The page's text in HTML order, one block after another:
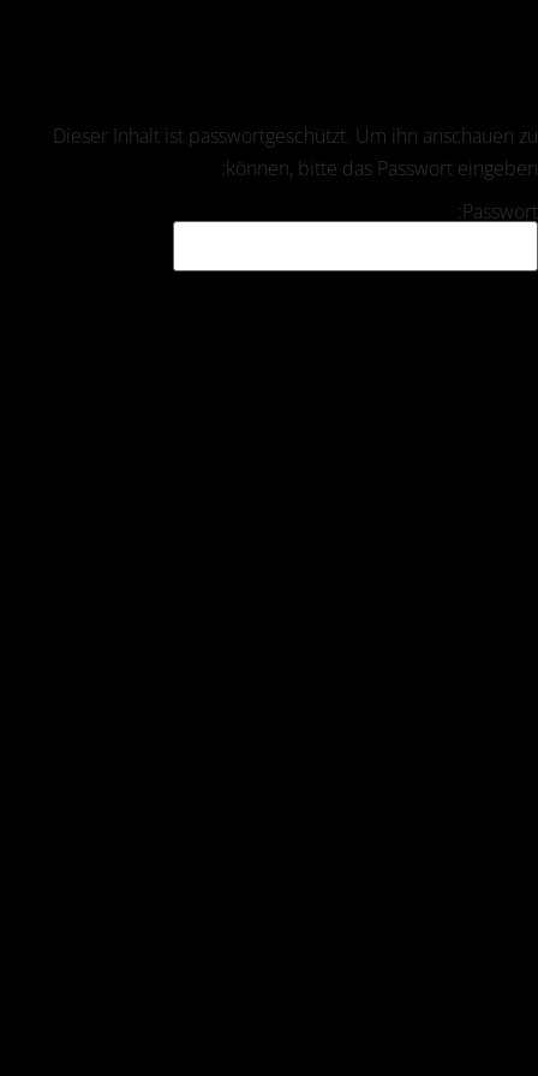
Dieser Inhalt ist passwortgeschützt. Um ihn anschauen zu
können, bitte das Passwort eingeben:
Passwort: